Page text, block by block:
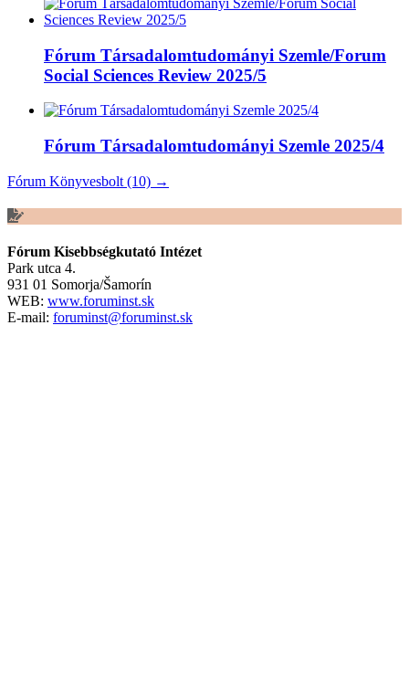
Fórum Társadalomtudományi Szemle/Forum
Social Sciences Review 2025/5
Fórum Társadalomtudományi Szemle 2025/4
Fórum Könyvesbolt (10) →
Fórum Kisebbségkutató Intézet
Park utca 4.
931 01 Somorja/Šamorín
WEB: www.foruminst.sk
E-mail: foruminst@foruminst.sk